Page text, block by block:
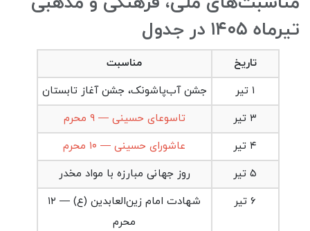
تیرماه ۱۴۰۵ در جدول
تاریخ
مناسبت
۱ تیر
جشن آب‌پاشونک، جشن آغاز تابستان
۳ تیر
تاسوعای حسینی — ۹ محرم
۴ تیر
عاشورای حسینی — ۱۰ محرم
۵ تیر
روز جهانی مبارزه با مواد مخدر
6 تیر
شهادت امام زین‌العابدین (ع) — ۱۲
محرم